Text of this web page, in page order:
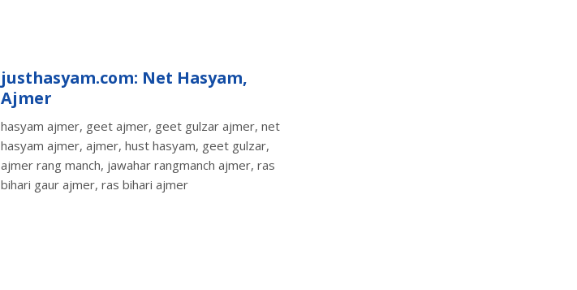
justhasyam.com: Net Hasyam,
Ajmer
hasyam ajmer, geet ajmer, geet gulzar ajmer, net
hasyam ajmer, ajmer, hust hasyam, geet gulzar,
ajmer rang manch, jawahar rangmanch ajmer, ras
bihari gaur ajmer, ras bihari ajmer